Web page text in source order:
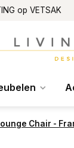
op VETSAK
Chair -